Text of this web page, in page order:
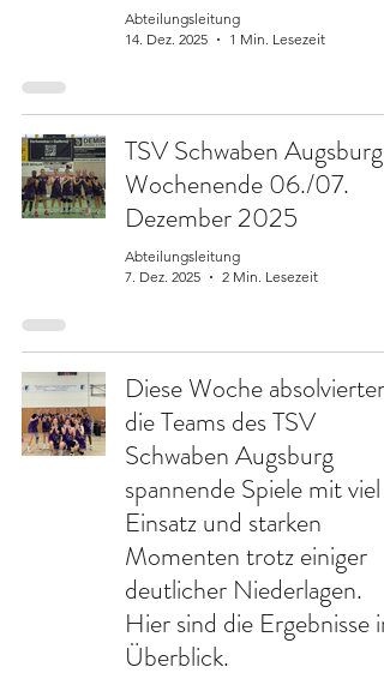
Abteilungsleitung
14. Dez. 2025
1 Min. Lesezeit
TSV Schwaben Augsburg
Wochenende 06./07.
Dezember 2025
Abteilungsleitung
7. Dez. 2025
2 Min. Lesezeit
Diese Woche absolvierten
die Teams des TSV
Schwaben Augsburg
spannende Spiele mit viel
Einsatz und starken
Momenten trotz einiger
deutlicher Niederlagen.
Hier sind die Ergebnisse im
Überblick.